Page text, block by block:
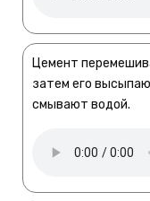
Цемент
затем его
смывают водой.